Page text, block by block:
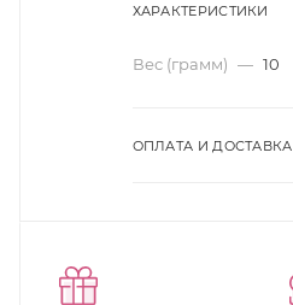
ХАРАКТЕРИСТИКИ
Вес (грамм) — 10
ОПЛАТА И ДОСТАВКА